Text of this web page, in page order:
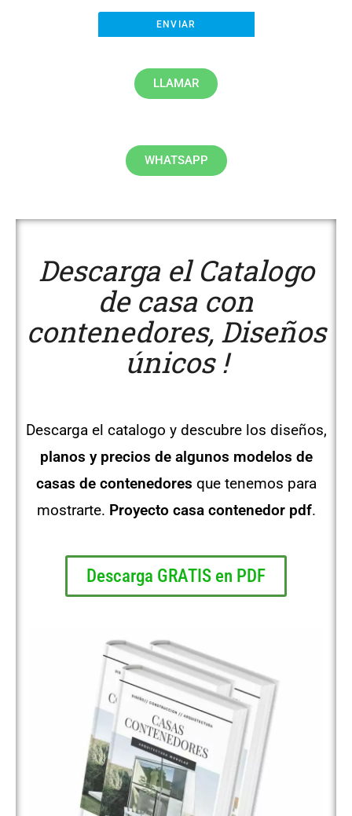
LLAMAR
WHATSAPP
Descarga el Catalogo
de casa con
contenedores, Diseños
únicos !
Descarga el catalogo y descubre los diseños,
planos y precios de algunos modelos de
casas de contenedores que tenemos para
mostrarte. Proyecto casa contenedor pdf.
Descarga GRATIS en PDF